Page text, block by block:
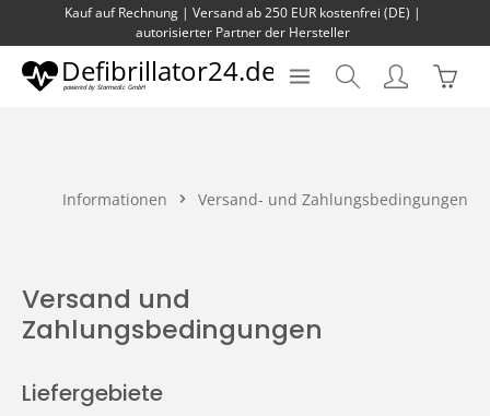
Zum Hauptinhalt springen
Kauf auf Rechnung | Versand ab 250 EUR kostenfrei (DE) |
autorisierter Partner der Hersteller
Informationen Versand- und Zahlungsbedingungen
Versand und
Zahlungsbedingungen
Liefergebiete